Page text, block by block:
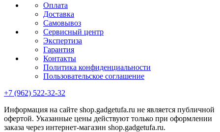
Оплата
Доставка
Самовывоз
Сервисный центр
Экспертиза
Гарантия
Контакты
Политика конфиденциальности
Пользовательское соглашение
+7 (962) 522-32-32
Информация на сайте shop.gadgetufa.ru не является публичной
офертой. Указанные цены действуют только при оформлении
заказа через интернет-магазин shop.gadgetufa.ru.